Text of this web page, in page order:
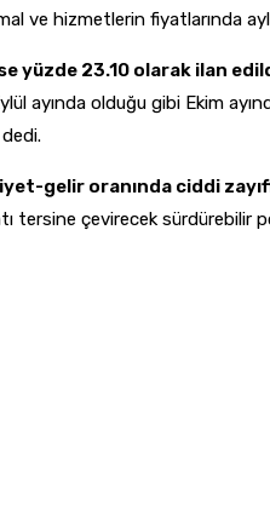
ve hizmetlerin fiyatlarında
yüzde 23.10 olarak ilan
ayında olduğu gibi Ekim
gelir oranında ciddi
çevirecek sürdürebilir